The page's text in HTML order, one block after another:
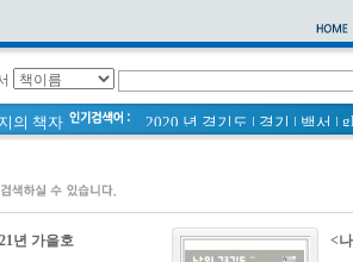
의 책자 2020 년 경기도 | 경기 | 백서 |
2021 경기도 공동주택 품질점
경기도 바로알기|공동주택
|
국토의 계획 및 이용에 관한
년 가을호 <